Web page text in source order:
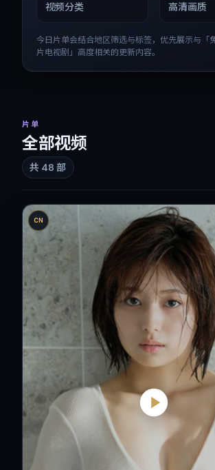
视频分类 高清画质
今日片单会结合地区筛选与标签，优先展示与「
片电视剧 」高度相关的更新内容。
片单
全部视频
共 48 部
CN